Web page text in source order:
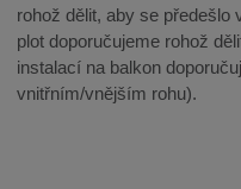
rohož dělit, aby se předešlo
plot doporučujeme rohož
instalací na balkon
vnitřním/vnějším rohu).